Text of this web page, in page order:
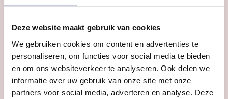
Deze website maakt gebruik van cookies
We gebruiken cookies om content en advertenties te
personaliseren, om functies voor social media te bieden
en om ons websiteverkeer te analyseren. Ook delen we
informatie over uw gebruik van onze site met onze
partners voor social media, adverteren en analyse. Deze
Collectief: Umi (0,5+)
Stadsschouwburg
Utrecht